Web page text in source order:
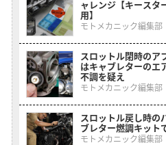
ャレンジ【キースタ
用】
モトメカニック編集部
スロットル閉時のア
はキャブレターのエ
不調を疑え
モトメカニック編集部
スロットル戻し時の
ブレター燃調キット
モトメカニック編集部